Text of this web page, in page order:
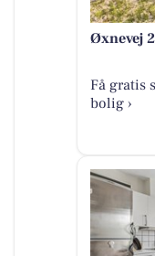
Øxnevej
Få gratis
bolig ›